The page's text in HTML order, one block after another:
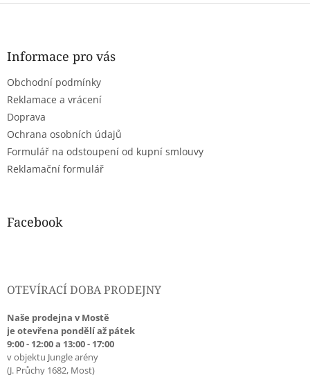
Z
Informace pro vás
Obchodní podmínky
Reklamace a vrácení
Doprava
Ochrana osobních údajů
Formulář na odstoupení od kupní smlouvy
Reklamační formulář
Facebook
OTEVÍRACÍ DOBA PRODEJNY
Naše prodejna v Mostě
je otevřena pondělí až pátek
9:00 - 12:00 a 13:00 - 17:00
v objektu Jungle arény
(J. Průchy 1682, Most)